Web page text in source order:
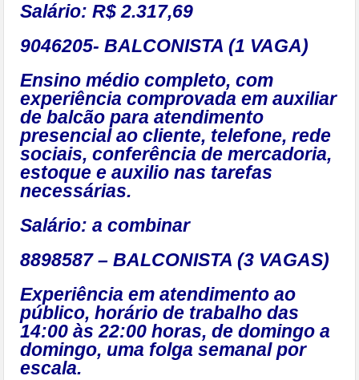
Salário: R$ 2.317,69
9046205- BALCONISTA (1 VAGA)
Ensino médio completo, com
experiência comprovada em auxiliar
de balcão para atendimento
presencial ao cliente, telefone, rede
sociais, conferência de mercadoria,
estoque e auxilio nas tarefas
necessárias.
Salário: a combinar
8898587 – BALCONISTA (3 VAGAS)
Experiência em atendimento ao
público, horário de trabalho das
14:00 às 22:00 horas, de domingo a
domingo, uma folga semanal por
escala.